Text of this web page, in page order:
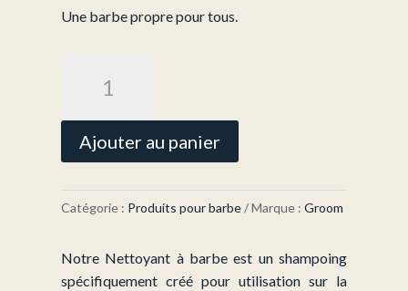
Une barbe propre pour tous.
Barbe
ml)
45
Ajouter au panier
Catégorie : Produits pour barbe Marque :Groom
Notre Nettoyant à barbe est un shampoing
spécifiquement créé pour utilisation sur la